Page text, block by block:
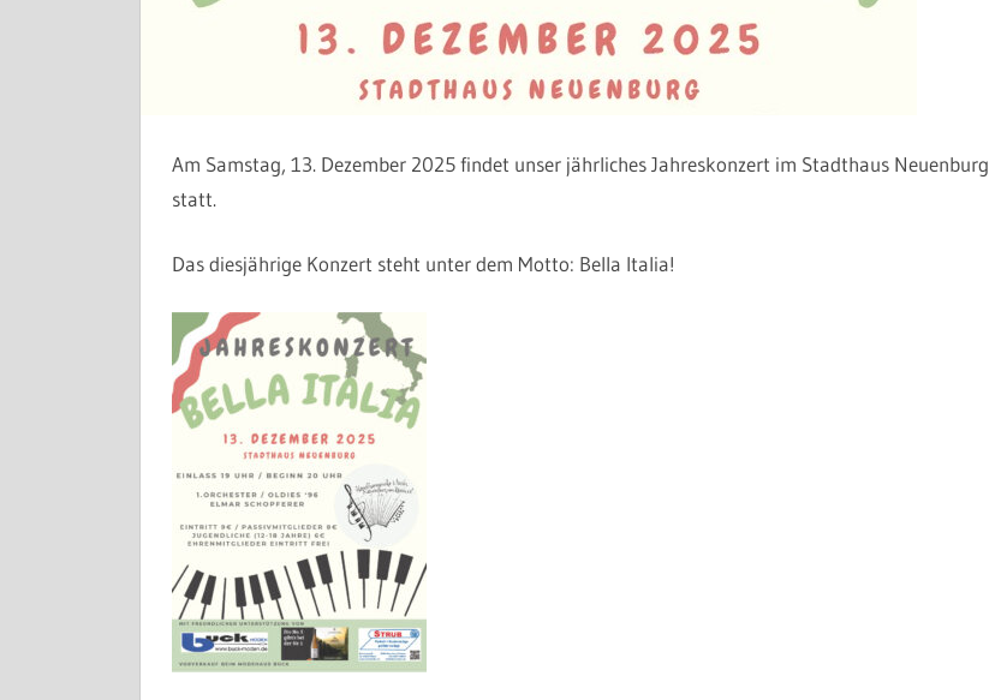
Am Samstag, 13. Dezember 2025 findet unser jährliches Jahreskonzert im Stadthaus Neuenburg
statt.
Das diesjährige Konzert steht unter dem Motto: Bella Italia!